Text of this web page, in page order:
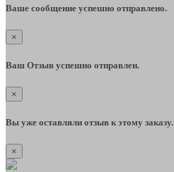
Ваше сообщение успешно отправлено.
×
Ваш Отзыв успешно отправлен.
×
Вы уже оставляли отзыв к этому заказу.
×